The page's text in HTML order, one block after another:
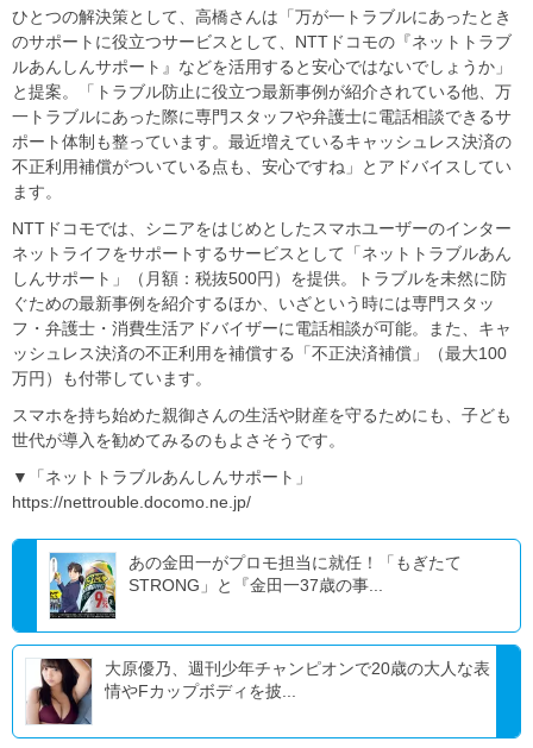
ひとつの解決策として、高橋さんは「万が一トラブルにあったとき
のサポートに役立つサービスとして、NTTドコモの『ネットトラブ
ルあんしんサポート』などを活用すると安心ではないでしょうか」
と提案。「トラブル防止に役立つ最新事例が紹介されている他、万
一トラブルにあった際に専門スタッフや弁護士に電話相談できるサ
ポート体制も整っています。最近増えているキャッシュレス決済の
不正利用補償がついている点も、安心ですね」とアドバイスしてい
ます。
NTTドコモでは、シニアをはじめとしたスマホユーザーのインター
ネットライフをサポートするサービスとして「ネットトラブルあん
しんサポート」（月額：税抜500円）を提供。トラブルを未然に防
ぐための最新事例を紹介するほか、いざという時には専門スタッ
フ・弁護士・消費生活アドバイザーに電話相談が可能。また、キャ
ッシュレス決済の不正利用を補償する「不正決済補償」（最大100
万円）も付帯しています。
スマホを持ち始めた親御さんの生活や財産を守るためにも、子ども
世代が導入を勧めてみるのもよさそうです。
▼「ネットトラブルあんしんサポート」
https://nettrouble.docomo.ne.jp/
あの金田一がプロモ担当に就任！「もぎたて
STRONG」と『金田一37歳の事...
大原優乃、週刊少年チャンピオンで20歳の大人な表
情やFカップボディを披...